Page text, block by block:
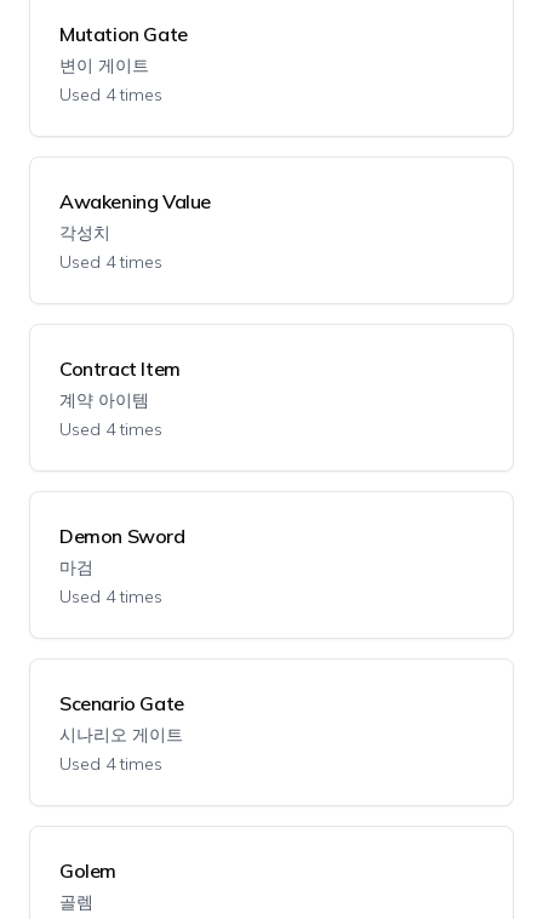
Mutation Gate
변이 게이트
Used 4 times
Awakening Value
각성치
Used 4 times
Contract Item
계약 아이템
Used 4 times
Demon Sword
마검
Used 4 times
Scenario Gate
시나리오 게이트
Used 4 times
Golem
골렘